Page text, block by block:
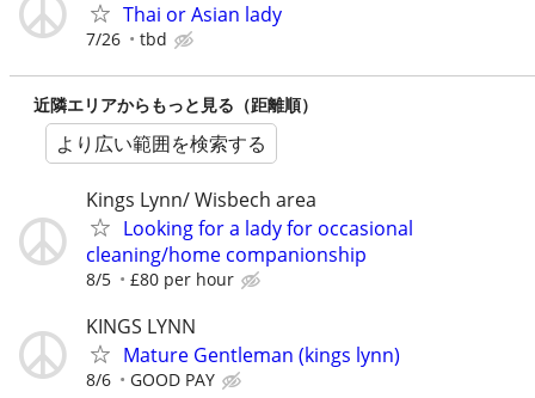
Thai or Asian lady
7/26 tbd
近隣エリアからもっと見る（距離順）
より広い範囲を検索する
Kings Lynn/ Wisbech area
Looking for a lady for occasional
cleaning/home companionship
8/5 £80 per hour
KINGS LYNN
Mature Gentleman (kings lynn)
8/6 GOOD PAY